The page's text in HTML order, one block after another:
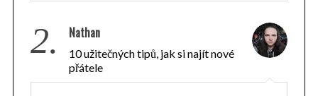
2. Nathan
10 užitečných tipů, jak si najít nové
přátele